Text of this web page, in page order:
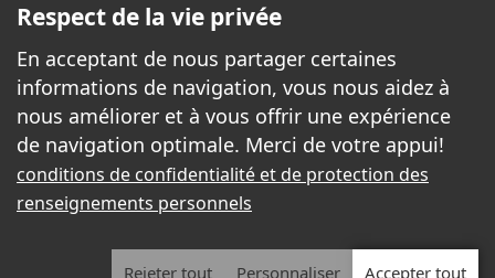
ÉCOLE SECONDAIRE DU VERSANT
808, boul. de la Cité
Gatineau (Québec) J8R 3S8
Téléphone:819 243-1144
Télécopieur:819 243-4408
Respect de la vie privée
En acceptant de nous partager certaines
informations de navigation, vous nous aidez à
nous améliorer et à vous offrir une expérience
de navigation optimale. Merci de votre appui!
conditions de confidentialité et de protection des
renseignements personnels
Rejeter tout Personnaliser Accepter tout